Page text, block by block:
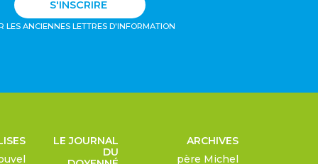
S'INSCRIRE
LES ANCIENNES LETTRES D'INFORMATION
LE JOURNAL
DU
ARCHIVES
père Michel